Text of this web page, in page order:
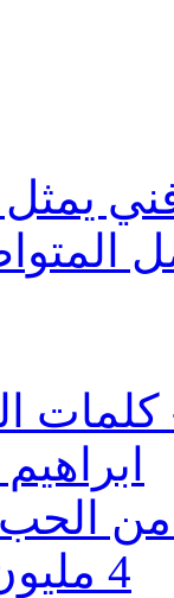
العمل
من
4 مليون مشاهدة حتى لأن